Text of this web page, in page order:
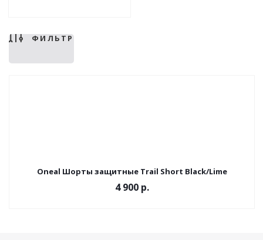
ФИЛЬТР
Oneal Шорты защитные Trail Short Black/Lime
4 900 р.